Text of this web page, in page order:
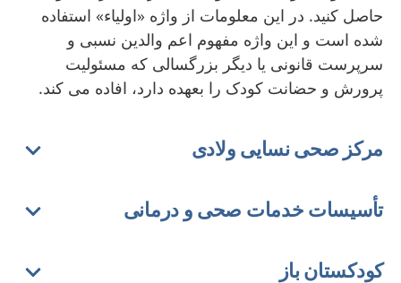
حاصل کنید. در این معلومات از واژه «اولیاء» استفاده
شده است و این واژه مفهوم اعم والدین نسبی و
سرپرست قانونی یا دیگر بزرگسالی که مسئولیت
پرورش و حضانت کودک را بعهده دارد، افاده می کند.
مرکز صحی نسایی ولادی
تأسیسات خدمات صحی و درمانی
کودکستان باز